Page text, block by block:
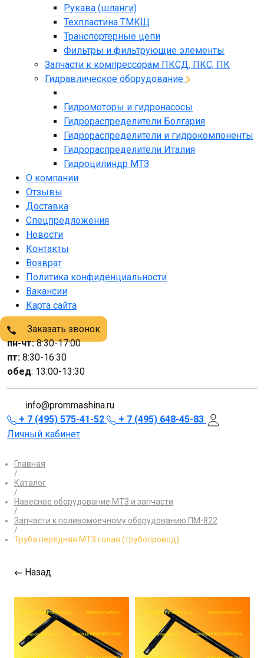
Рукава (шланги)
Техпластина ТМКЩ
Транспортерные цепи
Фильтры и фильтрующие элементы
Запчасти к компрессорам ПКСД, ПКС, ПК
Гидравлическое оборудование
Гидромоторы и гидронасосы
Гидрораспределители Болгария
Гидрораспределители и гидрокомпоненты
Гидрораспределители Италия
Гидроцилиндр МТЗ
О компании
Отзывы
Доставка
Спецпредложения
Новости
Контакты
Возврат
Политика конфиденциальности
Вакансии
Карта сайта
Заказать звонок
пн-чт:8:30-17:00
пт: 8:30-16:30
обед: 13:00-13:30
info@prommashina.ru
+ 7 (495) 575-41-52
+ 7 (495) 648-45-83
Личный кабинет
Главная
/
Каталог
/
Навесное оборудование МТЗ и запчасти
/
Запчасти к поливомоечному оборудованию ПМ-822
/
Труба передняя МТЗ голая (трубопровод)
Назад